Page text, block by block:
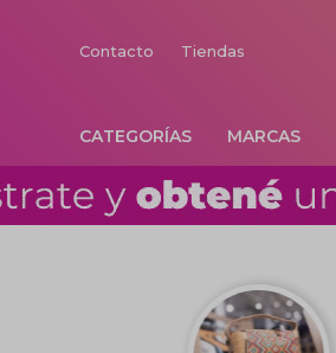
CATEGORÍAS MARCAS
Contacto Tiendas